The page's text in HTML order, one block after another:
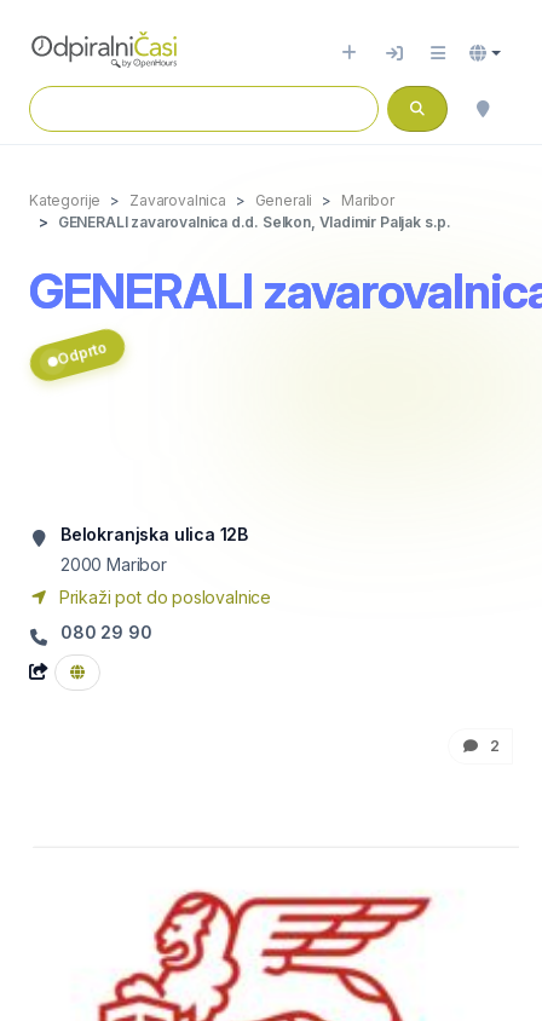
Kategorije Zavarovalnica Generali
Maribor
GENERALI zavarovalnica d.d. Selkon, Vladimir Paljak s.p.
GENERALI
Odprto
Belokranjska ulica 12B
2000 Maribor
Prikaži pot do poslovalnice
080 29 90
2